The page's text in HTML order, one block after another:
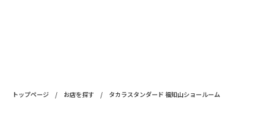
トップページ / お店を探す / タカラスタンダード 福知山ショールーム